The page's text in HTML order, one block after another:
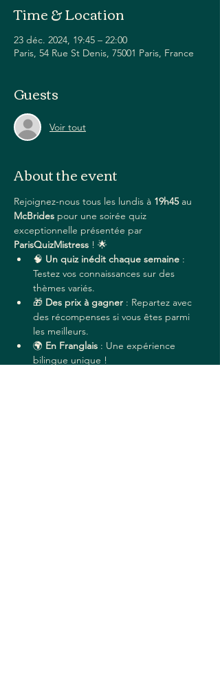
Time & Location
23 déc. 2024, 19:45 – 22:00
Paris, 54 Rue St Denis, 75001 Paris, France
Guests
Voir tout
About the event
Rejoignez-nous tous les lundis à 19h45 au
McBrides pour une soirée quiz
exceptionnelle présentée par
ParisQuizMistress ! 🌟
🧠 Un quiz inédit chaque semaine :
Testez vos connaissances sur des
thèmes variés.
🎁 Des prix à gagner : Repartez avec
des récompenses si vous êtes parmi
les meilleurs.
🌍 En Franglais : Une expérience
bilingue unique !